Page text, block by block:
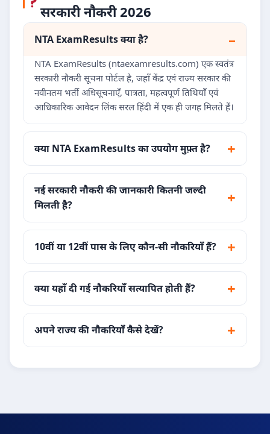
सरकारी नौकरी 2026
NTA ExamResults क्या है?
NTA ExamResults (ntaexamresults.com) एक स्वतंत्र
सरकारी नौकरी सूचना पोर्टल है, जहाँ केंद्र एवं राज्य सरकार की
नवीनतम भर्ती अधिसूचनाएँ, पात्रता, महत्वपूर्ण तिथियाँ एवं
आधिकारिक आवेदन लिंक सरल हिंदी में एक ही जगह मिलते हैं।
क्या NTA ExamResults का उपयोग मुफ़्त है?
नई सरकारी नौकरी की जानकारी कितनी जल्दी
मिलती है?
10वीं या 12वीं पास के लिए कौन-सी नौकरियाँ हैं?
क्या यहाँ दी गई नौकरियाँ सत्यापित होती हैं?
अपने राज्य की नौकरियाँ कैसे देखें?